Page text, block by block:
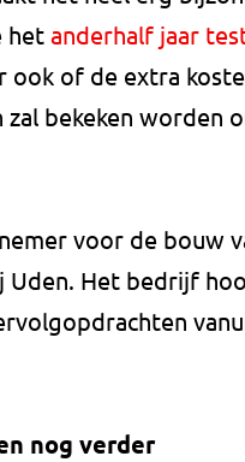
het anderhalf jaar
ook of de extra
zal bekeken worden
voor de bouw
Uden. Het bedrijf
nog verder